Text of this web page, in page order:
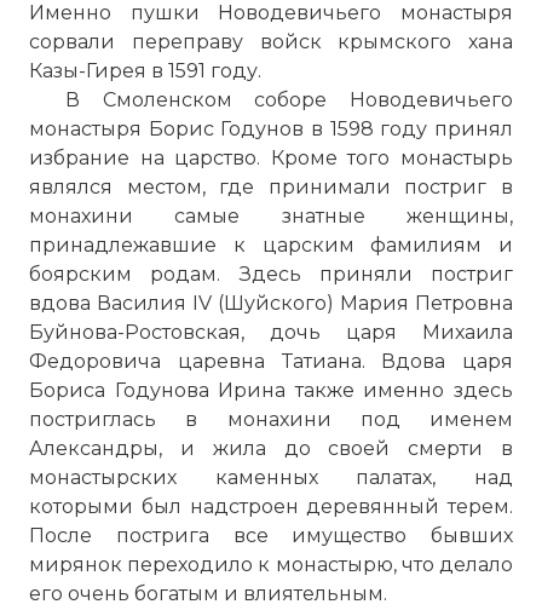
Именно пушки Новодевичьего монастыря
сорвали переправу войск крымского хана
Казы-Гирея в 1591 году.
В Смоленском соборе Новодевичьего
монастыря Борис Годунов в 1598 году принял
избрание на царство. Кроме того монастырь
являлся местом, где принимали постриг в
монахини самые знатные женщины,
принадлежавшие к царским фамилиям и
боярским родам. Здесь приняли постриг
вдова Василия IV (Шуйского) Мария Петровна
Буйнова-Ростовская, дочь царя Михаила
Федоровича царевна Татиана. Вдова царя
Бориса Годунова Ирина также именно здесь
постриглась в монахини под именем
Александры, и жила до своей смерти в
монастырских каменных палатах, над
которыми был надстроен деревянный терем.
После пострига все имущество бывших
мирянок переходило к монастырю, что делало
его очень богатым и влиятельным.